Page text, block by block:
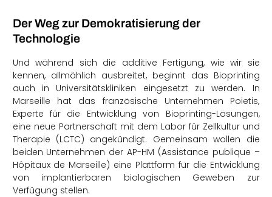
Der Weg zur Demokratisierung der
Technologie
Und während sich die additive Fertigung, wie wir sie
kennen, allmählich ausbreitet, beginnt das Bioprinting
auch in Universitätskliniken eingesetzt zu werden. In
Marseille hat das französische Unternehmen Poietis,
Experte für die Entwicklung von Bioprinting-Lösungen,
eine neue Partnerschaft mit dem Labor für Zellkultur und
Therapie (LCTC) angekündigt. Gemeinsam wollen die
beiden Unternehmen der AP-HM (Assistance publique –
Hôpitaux de Marseille) eine Plattform für die Entwicklung
von implantierbaren biologischen Geweben zur
Verfügung stellen.